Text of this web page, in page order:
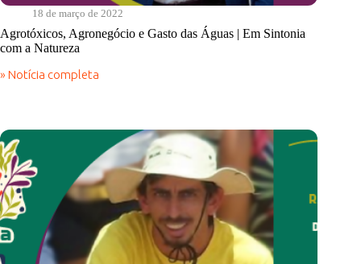
18 de março de 2022
Agrotóxicos, Agronegócio e Gasto das Águas | Em Sintonia
com a Natureza
» Notícia completa
Agrotóxicos,
das
Águas
|
Em
Sintonia
com
a
Natureza